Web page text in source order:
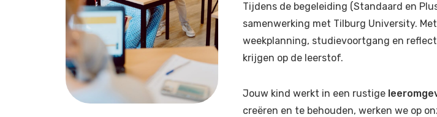
Tijdens de begeleiding (Standaard en
samenwerking met Tilburg University.
weekplanning, studievoortgang en
krijgen op de leerstof.
Jouw kind werkt in een rustige
creëren en te behouden, werken we op